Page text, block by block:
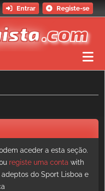
Entrar Registe-se
aceder a esta seção.
registe uma conta with
do Sport Lisboa e